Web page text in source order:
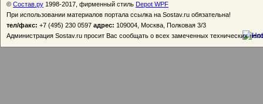
© Состав.ру 1998-2017, фирменный стиль Depot WPF
При использовании материалов портала ссылка на Sostav.ru обязательна!
тел/факс: +7 (495) 230 0597 адрес: 109004, Москва, Полковая 3/3
Администрация Sostav.ru просит Вас сообщать о всех замеченных технических